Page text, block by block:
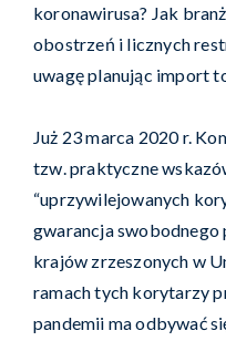
koronawirusa? Jak
obostrzeń i licznych
uwagę planując import
Już 23 marca 2020 r.
tzw. praktyczne
“uprzywilejowanych
gwarancja swobodnego
krajów zrzeszonych w
ramach tych korytarzy
pandemii ma odbywać